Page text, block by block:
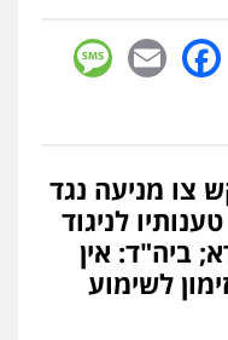
Twitter
Facebook
Email
צו מניעה נגד
לניגוד
ביה"ד: אין
לשימוע